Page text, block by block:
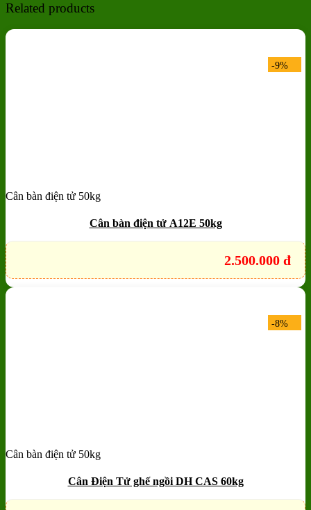
Related products
-9%
Add to wishlist
Cân bàn điện tử 50kg
Cân bàn điện tử A12E 50kg
2.500.000 đ
-8%
Add to wishlist
Cân bàn điện tử 50kg
Cân Điện Tử ghế ngồi DH CAS 60kg